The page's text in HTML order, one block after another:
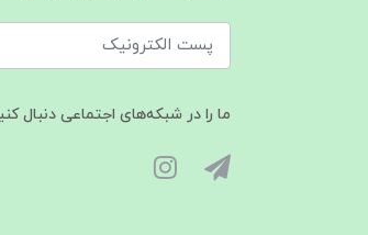
ما را در شبکه‌های اجتماعی دنبال